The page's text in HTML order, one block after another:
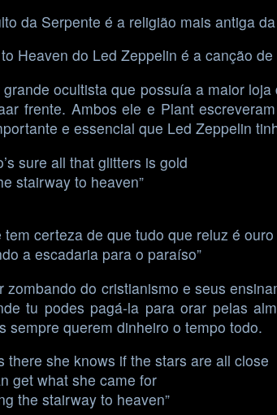
da Serpente é a religião mais antiga
Heaven do Led Zeppelin é a canção
ocultista que possuía a maior
frente. Ambos ele e Plant
e essencial que Led Zeppelin
sure all that glitters is gold
stairway to heaven”
tem certeza de que tudo que reluz é ouro
a escadaria para o paraíso”
zombando do cristianismo e seus
tu podes pagá-la para orar pelas
sempre querem dinheiro o tempo todo.
there she knows if the stars are all close
get what she came for
the stairway to heaven”